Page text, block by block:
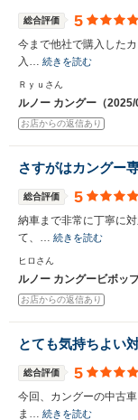
総合評価 5
今まで他社で購入した
入… 続きを読む
Ｒｙｕさん
ルノー カングー（2025/
お店からの返信あり
さすがはカングー
総合評価 5
納車まで非常に丁寧に
て、… 続きを読む
ヒロさん
ルノー カングービボッ
お店からの返信あり
とても気持ちよい
総合評価 5
今回、カングーの中古
ま… 続きを読む